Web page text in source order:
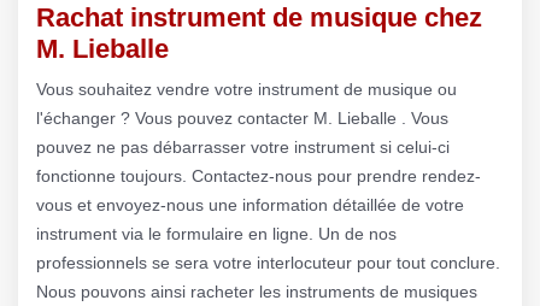
Rachat instrument de musique chez
M. Lieballe
Vous souhaitez vendre votre instrument de musique ou
l'échanger ? Vous pouvez contacter M. Lieballe . Vous
pouvez ne pas débarrasser votre instrument si celui-ci
fonctionne toujours. Contactez-nous pour prendre rendez-
vous et envoyez-nous une information détaillée de votre
instrument via le formulaire en ligne. Un de nos
professionnels se sera votre interlocuteur pour tout conclure.
Nous pouvons ainsi racheter les instruments de musiques